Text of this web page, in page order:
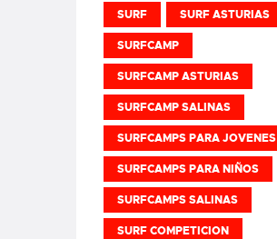
SURF SURF ASTURIAS
SURFCAMP
SURFCAMP ASTURIAS
SURFCAMP SALINAS
SURFCAMPS PARA JOVENES
SURFCAMPS PARA NIÑOS
SURFCAMPS SALINAS
SURF COMPETICION